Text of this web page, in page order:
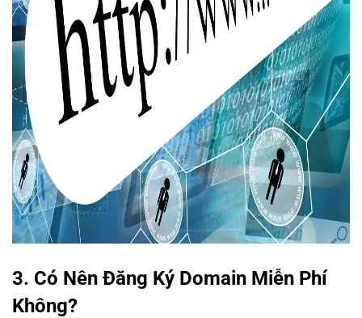
3. Có Nên Đăng Ký Domain Miễn Phí
Không?